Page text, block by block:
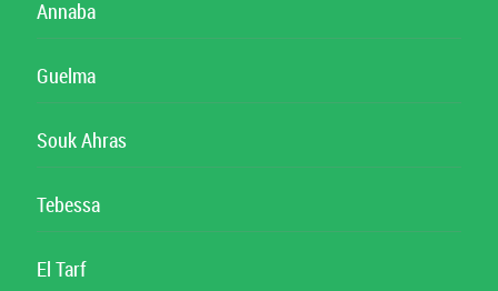
Annaba
Guelma
Souk Ahras
Tebessa
El Tarf